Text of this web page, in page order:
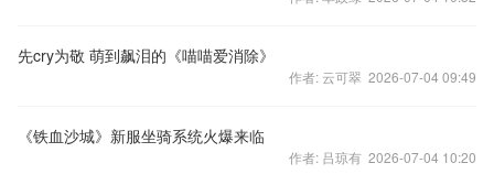
先cry为敬 萌到飙泪的《喵喵爱消除》
作者: 云可翠 2026-07-04 09:49
《铁血沙城》新服坐骑系统火爆来临
作者: 吕琼有 2026-07-04 10:20